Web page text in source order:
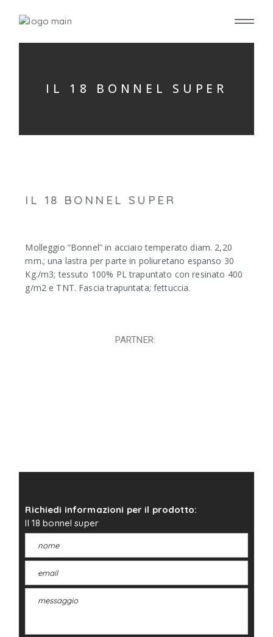
IL 18 BONNEL SUPER
IL 18 BONNEL SUPER
Molleggio “Bonnel” in acciaio temperato diam. 2,20
mm.; una lastra per parte in poliuretano espanso 30
Kg./m3; tessuto 100% PL trapuntato con resinato 400
g/m2 e TNT. Fascia trapuntata; fettuccia.
PARTNER:
Richiedi informazioni per il prodotto:
Il 18 bonnel super